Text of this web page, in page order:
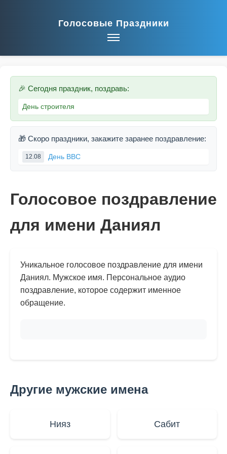
Голосовые Праздники
🎉 Сегодня праздник, поздравь:
День строителя
🎁 Скоро праздники, закажите заранее поздравление:
12.08 День ВВС
Голосовое поздравление
для имени Даниял
Уникальное голосовое поздравление для имени
Даниял. Мужское имя. Персональное аудио
поздравление, которое содержит именное
обращение.
Другие мужские имена
Нияз Сабит